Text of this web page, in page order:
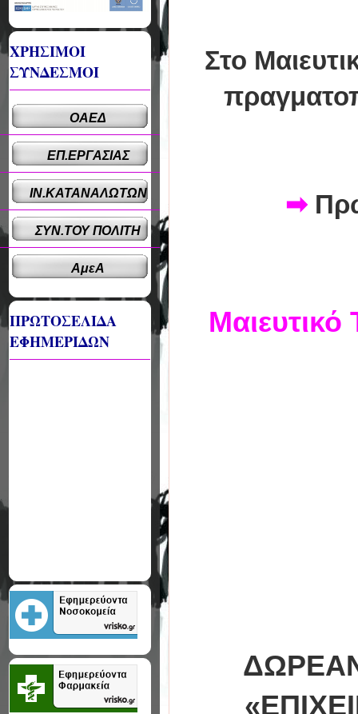
Στο
➡
ΧΡΗΣΙΜΟΙ
ΣΥΝΔΕΣΜΟΙ
ΟΑΕΔ
ΕΠ.ΕΡΓΑΣΙΑΣ
ΙΝ.ΚΑΤΑΝΑΛΩΤΩΝ
ΣΥΝ.ΤΟΥ ΠΟΛΙΤΗ
ΑμεΑ
ΠΡΩΤΟΣΕΛΙΔΑ
ΕΦΗΜΕΡΙΔΩΝ